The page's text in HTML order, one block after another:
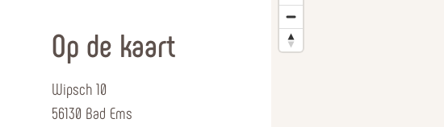
Op de kaart
Wipsch 10
56130 Bad Ems